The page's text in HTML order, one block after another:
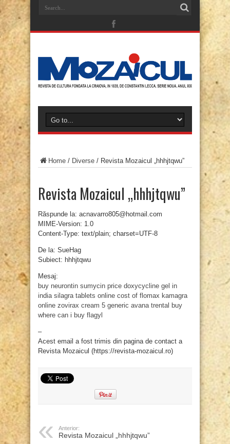
Home / Diverse / Revista Mozaicul „hhhjtqwu”
Revista Mozaicul „hhhjtqwu”
Răspunde la: acnavarro805@hotmail.com
MIME-Version: 1.0
Content-Type: text/plain; charset=UTF-8
De la: SueHag
Subiect: hhhjtqwu
Mesaj:
buy neurontin sumycin price doxycycline gel in
india silagra tablets online cost of flomax kamagra
online zovirax cream 5 generic avana trental buy
where can i buy flagyl
–
Acest email a fost trimis din pagina de contact a
Revista Mozaicul (https://revista-mozaicul.ro)
Anterior:
Revista Mozaicul „hhhjtqwu”